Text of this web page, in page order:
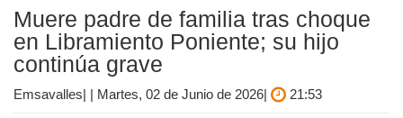
Muere padre de familia tras choque
en Libramiento Poniente; su hijo
continúa grave
Emsavalles| | Martes, 02 de Junio de 2026| 21:53